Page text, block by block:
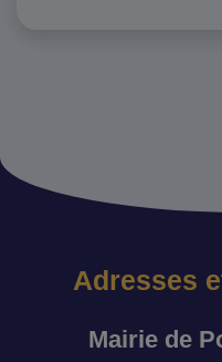
Adresses
Mairie de